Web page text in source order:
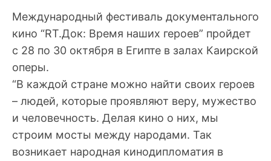
Международный фестиваль документального
кино “RT.Док: Время наших героев” пройдет
с 28 по 30 октября в Египте в залах Каирской
оперы.
“В каждой стране можно найти своих героев
– людей, которые проявляют веру, мужество
и человечность. Делая кино о них, мы
строим мосты между народами. Так
возникает народная кинодипломатия в